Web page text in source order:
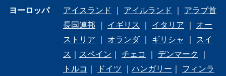
ヨーロッパ アイスランド アイルランド
アラブ首
長国連邦
イギリス イタリア
オー
ストリア
オランダ｜ ギリシャ
スイ
ス
スペイン チェコ デンマーク
トルコ
ドイツ ハンガリー
フィンラ